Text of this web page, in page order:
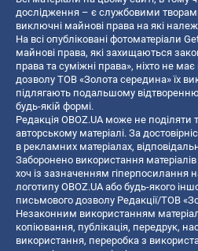
дослідження – є службовими творами
виключні майнові права на які
На всі опубліковані фотоматеріали
майнові права, які захищаються
права та суміжні права», ніхто не
дозволу ТОВ «Золота середина» їх
підлягають подальшому
будь-якій формі.
Редакція OBOZ.UA може не поділяти
авторському матеріалі. За
в рекламних матеріалах,
Заборонено використання
хоч із зазначенням гіперпосилання
логотипу OBOZ.UA або будь-якого
письмового дозволу Редакції/ТОВ
Незаконним використанням
копiювання, публiкацiя, передрук,
використання, переробка з